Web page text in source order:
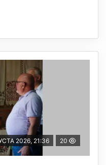
2026, 21:36 20